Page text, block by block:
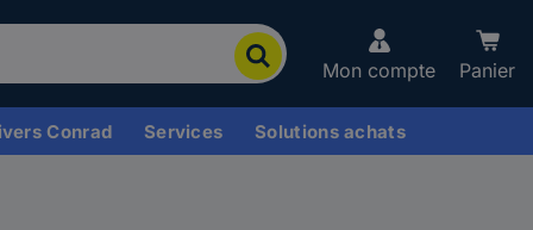
Mon compte Panier
Conrad Services Solutions achats